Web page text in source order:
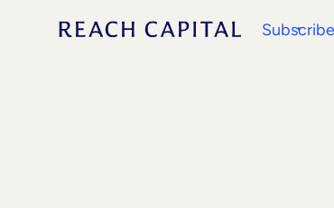
Subscribe